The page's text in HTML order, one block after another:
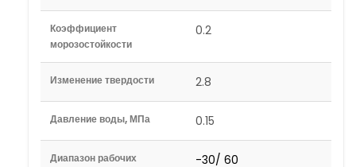
Коэффициент
морозостойкости
0.2
Изменение твердости 2.8
Давление воды, МПа 0.15
Диапазон рабочих
-30/ 60